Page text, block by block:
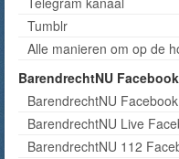
Tumblr
Alle manieren om op de
BarendrechtNU
BarendrechtNU Facebook
BarendrechtNU Live
BarendrechtNU 112